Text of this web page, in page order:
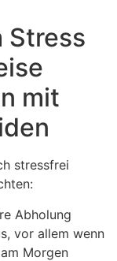
Stress
mit
stressfrei
Abholung
vor allem wenn
Morgen